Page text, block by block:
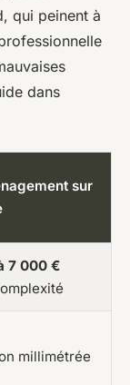
qui peinent à
dans
sur
7 000 €
millimétrée